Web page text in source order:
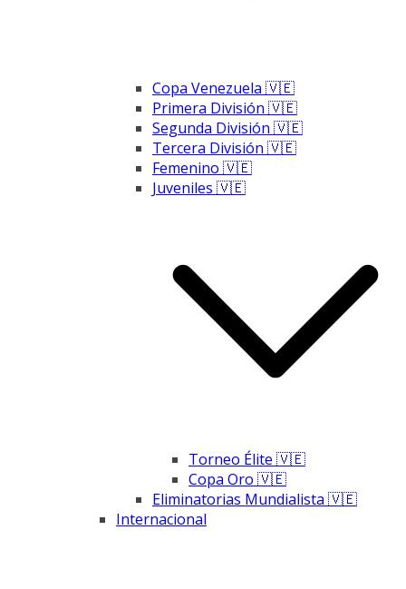
Copa Venezuela 🇻🇪
Primera División 🇻🇪
Segunda División 🇻🇪
Tercera División 🇻🇪
Femenino 🇻🇪
Juveniles 🇻🇪
Torneo Élite 🇻🇪
Copa Oro 🇻🇪
Eliminatorias Mundialista 🇻🇪
Internacional